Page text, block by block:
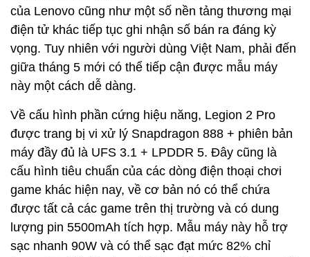
của Lenovo cũng như một số nền tảng thương mại
điện tử khác tiếp tục ghi nhận số bán ra đáng kỳ
vọng. Tuy nhiên với người dùng Việt Nam, phải đến
giữa tháng 5 mới có thể tiếp cận được mẫu máy
này một cách dễ dàng.
Về cấu hình phần cứng hiệu năng, Legion 2 Pro
được trang bị vi xử lý Snapdragon 888 + phiên bản
máy đầy đủ là UFS 3.1 + LPDDR 5. Đây cũng là
cấu hình tiêu chuẩn của các dòng điện thoại chơi
game khác hiện nay, về cơ bản nó có thể chứa
được tất cả các game trên thị trường và có dung
lượng pin 5500mAh tích hợp. Mẫu máy này hỗ trợ
sạc nhanh 90W và có thể sạc đạt mức 82% chỉ